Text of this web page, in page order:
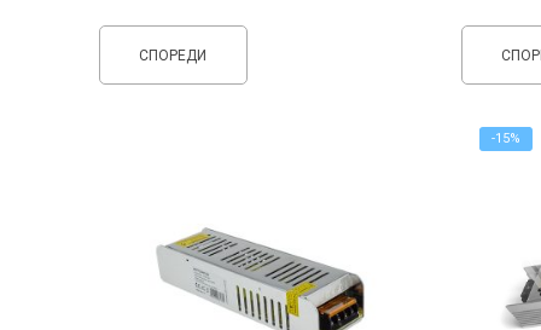
СПОРЕДИ
-15%